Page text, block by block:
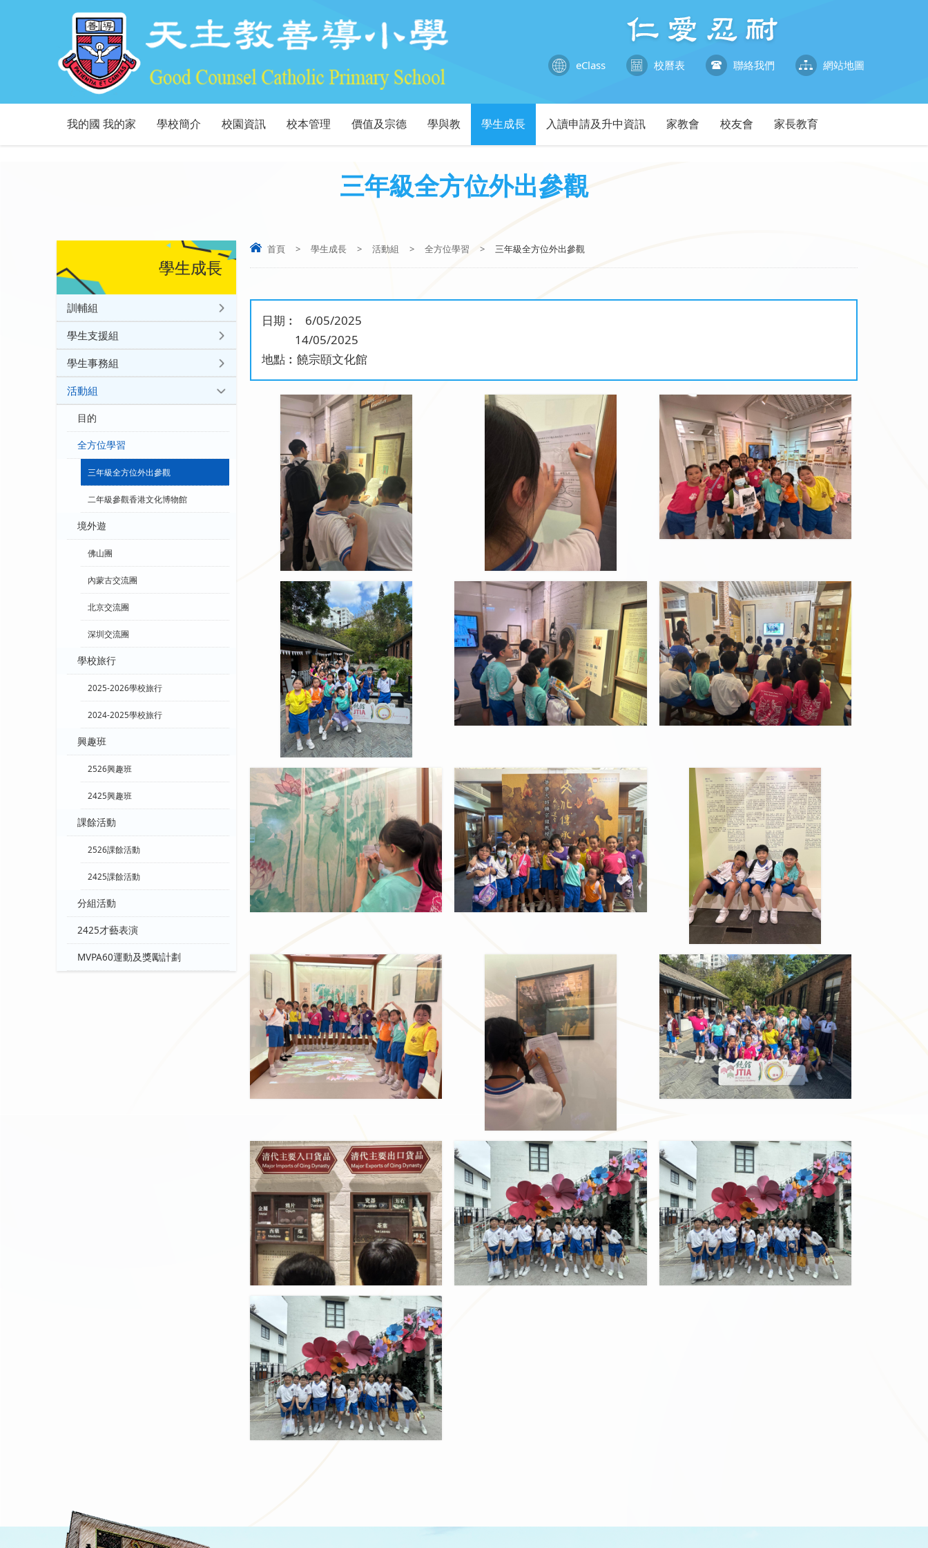
eClass 校曆表 聯絡我們 網站地圖
我的國 我的家 學校簡介 校園資訊 校本管理 價值及宗德 學與教 學生成長 入讀申請及升中資訊 家教會 校友會 家長教育
三年級全方位外出參觀
首頁 > 學生成長 > 活動組 > 全方位學習 > 三年級全方位外出參觀
日期︰ 6/05/2025
14/05/2025
地點︰饒宗頤文化館
學生成長
訓輔組
學生支援組
學生事務組
活動組
目的
全方位學習
三年級全方位外出參觀
二年級參觀香港文化博物館
境外遊
佛山團
內蒙古交流團
北京交流團
深圳交流團
學校旅行
2025-2026學校旅行
2024-2025學校旅行
興趣班
2526興趣班
2425興趣班
課餘活動
2526課餘活動
2425課餘活動
分組活動
2425才藝表演
MVPA60運動及獎勵計劃